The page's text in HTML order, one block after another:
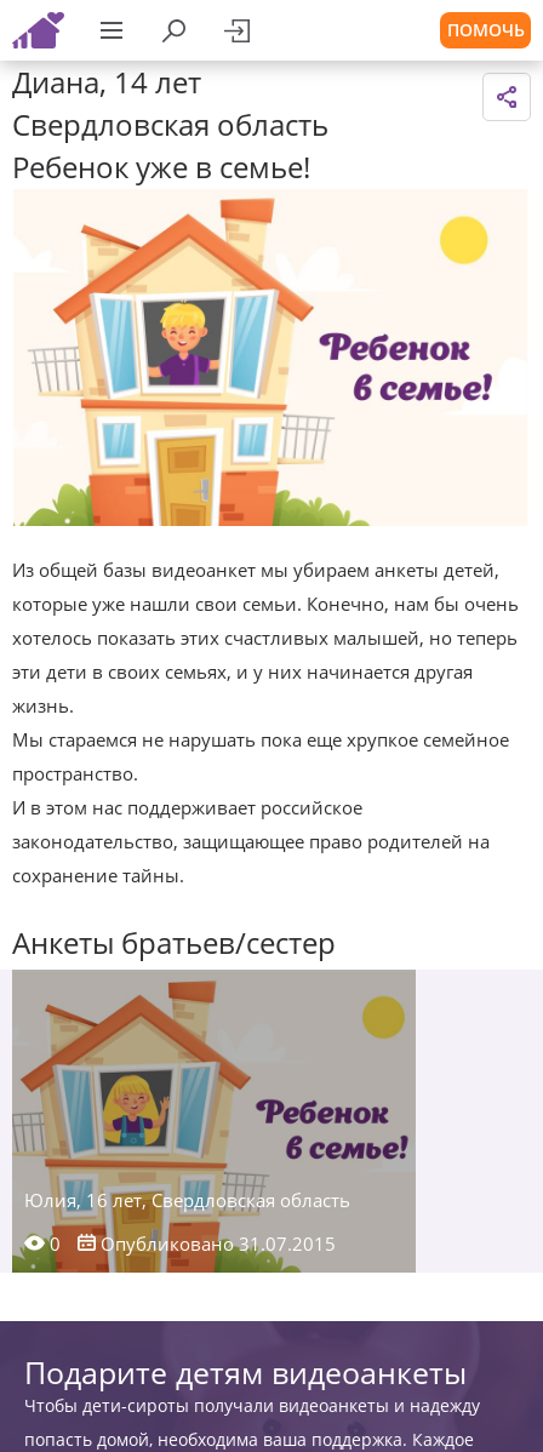
ПОМОЧЬ
Диана, 14 лет
Свердловская область
Ребенок уже в семье!
Из общей базы видеоанкет мы убираем анкеты детей,
которые уже нашли свои семьи. Конечно, нам бы очень
хотелось показать этих счастливых малышей, но теперь
эти дети в своих семьях, и у них начинается другая
жизнь.
Мы стараемся не нарушать пока еще хрупкое семейное
пространство.
И в этом нас поддерживает российское
законодательство, защищающее право родителей на
сохранение тайны.
Анкеты братьев/сестер
Юлия, 16 лет, Свердловская область
0
Опубликовано 31.07.2015
Подарите детям видеоанкеты
Чтобы дети-сироты получали видеоанкеты и надежду
попасть домой, необходима ваша поддержка. Каждое